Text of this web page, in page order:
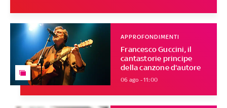
Francesco Guccini, il
cantastorie principe
della canzone d'autore
APPROFONDIMENTI
06 ago - 11:00